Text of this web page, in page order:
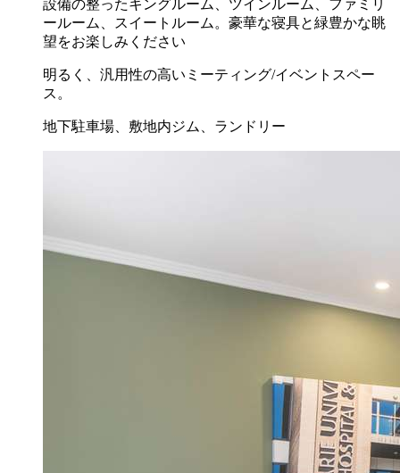
設備の整ったキングルーム、ツインルーム、ファミリ
ールーム、スイートルーム。豪華な寝具と緑豊かな眺
望をお楽しみください
明るく、汎用性の高いミーティング/イベントスペー
ス。
地下駐車場、敷地内ジム、ランドリー